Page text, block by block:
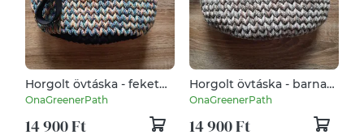
Horgolt övtáska - fekete-
tarka
OnaGreenerPath
14 900 Ft
Horgolt övtáska - barna-
zöld
OnaGreenerPath
14 900 Ft